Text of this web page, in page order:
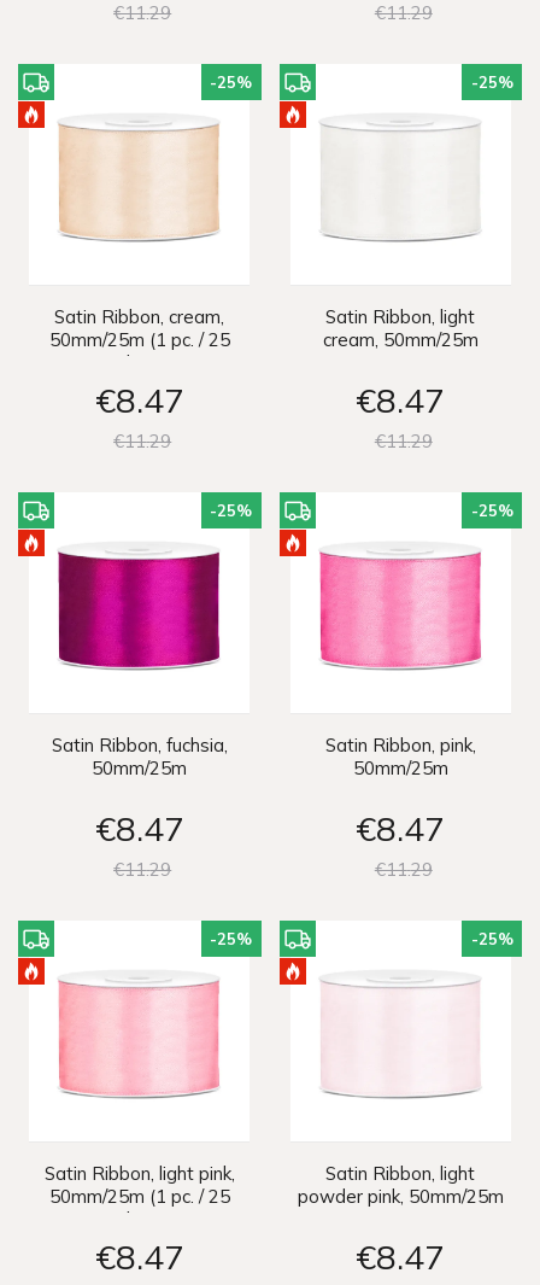
€1129 €1129
-25%
Satin Ribbon, cream,
50mm/25m (1 pc. / 25
lm)
€8 47
€1129
-25%
Satin Ribbon, light
cream, 50mm/25m
€8 47
€1129
-25%
Satin Ribbon, fuchsia,
50mm/25m
€8 47
€1129
-25%
Satin Ribbon, pink,
50mm/25m
€8 47
€1129
-25%
Satin Ribbon, light pink,
50mm/25m (1 pc. / 25
lm)
€8 47
-25%
Satin Ribbon, light
powder pink, 50mm/25m
€8 47